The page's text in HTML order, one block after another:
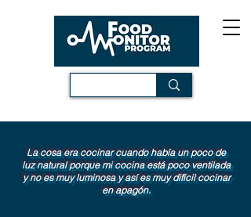
La cosa era cocinar cuando había un poco de
luz natural porque mi cocina está poco ventilada
y no es muy luminosa y así es muy difícil cocinar
en apagón.